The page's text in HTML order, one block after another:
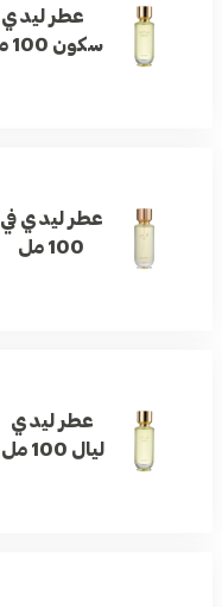
عطر ليدي
سكون 100 مل
عطر ليدي في
100 مل
عطر ليدي
ليال 100 مل